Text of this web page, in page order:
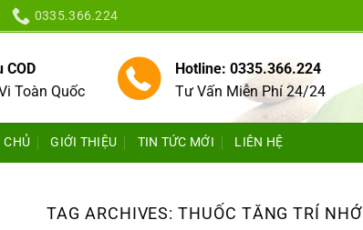
0335.366.224
COD
Toàn Quốc
Hotline: 0335.366.224
Tư Vấn Miễn Phí 24/24
CHỦ GIỚI THIỆU TIN TỨC MỚI LIÊN HỆ
TAG ARCHIVES:THUỐC TĂNG TRÍ NHỚ